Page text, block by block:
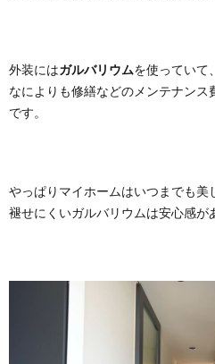
外装にはガルバリウムを使っていて
なによりも修繕などのメンテナンス
です。
やっぱりマイホームはいつまでも
褪せにくいガルバリウムは安心感が